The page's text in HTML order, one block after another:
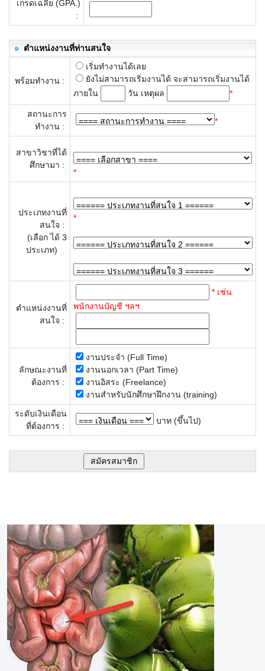
เกรดเฉลี่ย (GPA.)
:
ตำแหน่งงานที่ท่านสนใจ
พร้อมทำงาน :
เริ่มทำงานได้เลย
ยังไม่สามารถเริ่มงานได้ จะสามารถเริ่มงานได้
ภายใน
วัน เหตุผล *
สถานะการ
ทำงาน :
*
สาขาวิชาที่ได้
ศึกษามา :
*
ประเภทงานที่
สนใจ :
(เลือก ได้ 3
ประเภท)
*
ตำแหน่งงานที่
สนใจ :
* เช่น
พนักงานบัญชี ฯลฯ
ลักษณะงานที่
ต้องการ :
งานประจำ (Full Time)
งานนอกเวลา (Part Time)
งานอิสระ (Freelance)
งานสำหรับนักศึกษาฝึกงาน (training)
ระดับเงินเดือน
ที่ต้องการ :
บาท (ขึ้นไป)